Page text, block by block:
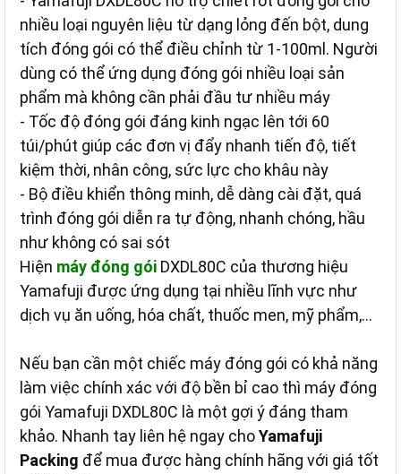
nhiều loại nguyên liệu từ dạng lỏng đến bột, dung
tích đóng gói có thể điều chỉnh từ 1-100ml. Người
dùng có thể ứng dụng đóng gói nhiều loại sản
phẩm mà không cần phải đầu tư nhiều máy
- Tốc độ đóng gói đáng kinh ngạc lên tới 60
túi/phút giúp các đơn vị đẩy nhanh tiến độ, tiết
kiệm thời, nhân công, sức lực cho khâu này
- Bộ điều khiển thông minh, dễ dàng cài đặt, quá
trình đóng gói diễn ra tự động, nhanh chóng, hầu
như không có sai sót
Hiện máy đóng gói DXDL80C của thương hiệu
Yamafuji được ứng dụng tại nhiều lĩnh vực như
dịch vụ ăn uống, hóa chất, thuốc men, mỹ phẩm,…
Nếu bạn cần một chiếc máy đóng gói có khả năng
làm việc chính xác với độ bền bỉ cao thì máy đóng
gói Yamafuji DXDL80C là một gợi ý đáng tham
khảo. Nhanh tay liên hệ ngay choYamafuji
Packing để mua được hàng chính hãng với giá tốt